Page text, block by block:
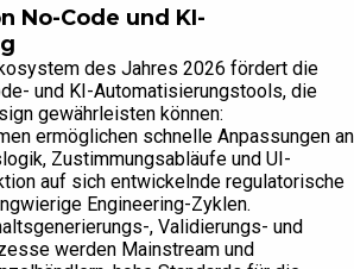
No-Code und KI-
des Jahres 2026 fördert die
und KI-Automatisierungstools, die
gewährleisten können:
ermöglichen schnelle Anpassungen an
Zustimmungsabläufe und UI-
auf sich entwickelnde regulatorische
Engineering-Zyklen.
, Validierungs- und
werden Mainstream und